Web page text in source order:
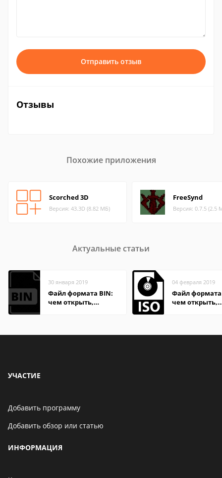
Отправить отзыв
Отзывы
Похожие приложения
Scorched 3D
Версия: 43.3D (8.82 МБ)
FreeSynd
Версия: 0.7.5 (2.5
Актуальные статьи
30 января 2019
Файл формата BIN:
чем открыть,
04 февраля 2019
Файл формата
чем открыть,
УЧАСТИЕ
Добавить программу
Добавить обзор или статью
ИНФОРМАЦИЯ